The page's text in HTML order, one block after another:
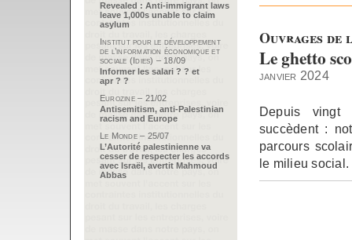
Ouvrages
Le ghetto
janvier 2024
Depuis vingt
succèdent :
parcours
le milieu social.
Revealed : Anti-immigrant laws
leave 1,000s unable to claim
asylum
Institut pour le développement
de l’information économique et
sociale (Idies) – 18/09
Informer les salari ? ? et
apr ? ?
Eurozine – 21/02
Antisemitism, anti-Palestinian
racism and Europe
Le Monde – 25/07
L’Autorité palestinienne va
cesser de respecter les accords
avec Israël, avertit Mahmoud
Abbas